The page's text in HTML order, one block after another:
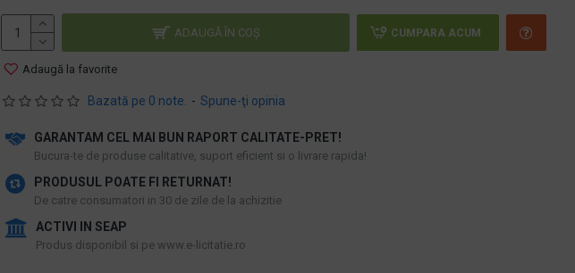
Bazată pe 0 note. - Spune-ţi opinia
ADAUGĂ ÎN COŞ CUMPARA ACUM
Adaugă la favorite
GARANTAM CEL MAI BUN RAPORT CALITATE-PRET!
​Bucura-te de produse calitative, suport eficient si o livrare rapida!
PRODUSUL POATE FI RETURNAT!
De catre consumatori in 30 de zile de la achizitie
ACTIVI IN SEAP
Produs disponibil si pe www.e-licitatie.ro